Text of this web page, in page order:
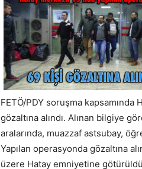
FETÖ/PDY soruşma
gözaltına alındı. Alınan bilgiye
aralarında, muazzaf astsubay,
Yapılan operasyonda gözaltına
üzere Hatay emniyetine